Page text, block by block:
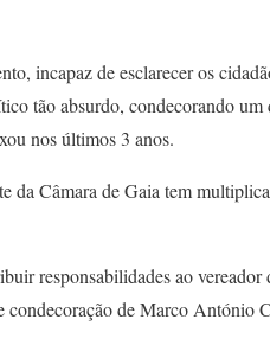
incapaz de esclarecer os
tão absurdo, condecorando um
nos últimos 3 anos.
da Câmara de Gaia tem
responsabilidades ao
de Marco António